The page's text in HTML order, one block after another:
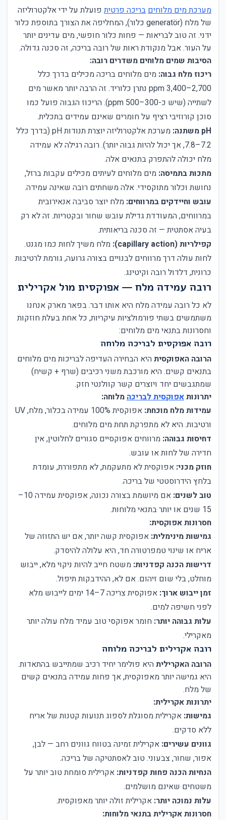
מערכת מים מלוחיםבריכה פרטיתפועלת על ידי אלקטרוליזה
של מלח (generatör כלור), המחליפה את הצורך בתוספת כלור
ידני. זה טוב לבריאות — פחות כלור חופשי, מים עדינים יותר
על העור. אבל מנקודת ראות של רובה בריכה, זה סכנה גדולה.
הסיבות שמים מלוחים משדרים רובה:
ריכוז מלח גבוה: מים מלוחים בריכה מכילים בדרך כלל
2,700–3,400 ppm נתרן כלוריד. זה הרבה יותר מאשר מים
לשתייה (שיש כ-300–500 ppm). הריכוז הגבוה פועל כמו
סוכן קורוזיבי רציף על חומרים שאינם עמידים בתכלית.
pH משתנה:
מערכת אלקטרוליזה יוצרת תנודות pH (בדרך כלל
7.2–7.8, אך יכול להיות גבוה יותר). רובה רגילה לא עמידה
מלח יכולה להתפרק בתנאים אלה.
מתכות בתמיסה: מים מלוחים לעיתים מכילים עקבות ברזל,
נחושת וכלור מתוקסידי. אלה משחתים רובה שאינה עמידה.
עובש וחיידקים במרווחים: מלח יוצר סביבה אנאירובית
במרווחים, המעודדת גדילת עובש שחור ובקטריות. זה לא רק
בעיה אסתטית — זה סכנה בריאותית.
קפילריות (capillary action):
מלח משיך לחות כמו מגנט.
לחות עולה דרך מרווחים לבנויים בצורה גרועה, גורמת לרטיבות
כרונית, דלדול רובה וקיטינג.
רובה עמידה מלח — אפוקסית מול אקרילית
לא כל רובה עמידה מלח היא אותו דבר. בפאר מארק אנחנו
משתמשים בשתי פורמולציות עיקריות, כל אחת בעלת חוזקות
וחסרונות בתנאי מים מלוחים:
רובה אפוקסית לבריכה מלוחה
הרובה האפוקסית היא הבחירה העדיפה לבריכות מים מלוחים
בתנאים קשים. היא מורכבת משני רכיבים (שרף + קשיח)
שמתגבשים יחד ויוצרים קשר קוולנטי חזק.
יתרונותאפוקסית לבריכה מלוחה:
עמידות מלח מוכחת:
אפוקסית 100% עמידה בכלור, מלח, UV
ורטיבות. היא לא מתפרקת תחת מים מלוחים.
דחיסות גבוהה: מרווחים אפוקסיים סגורים לחלוטין, אין
חדירה של לחות או עובש.
חוזק מכני: אפוקסית לא מתעקמת, לא מתפוררת, עומדת
בלחץ הידרוסטטי של בריכה.
טוב לשנים:
אם מיושמת בצורה נכונה, אפוקסית עמידה 10–
15 שנים או יותר בתנאי מלוחות.
חסרונות אפוקסית:
גמישות מינימלית: אפוקסית קשה יותר, אם יש התזוזה של
אריח או שינוי טמפרטורה חד, היא עלולה להיסדק.
דרישות הכנה קפדניות: משטח חייב להיות ניקוי מלא, ייבוש
מוחלט, בלי שום זיהום. אם לא, ההידבקות תיפול.
זמן ייבוש ארוך:
אפוקסית צריכה 7–14 ימים לייבוש מלא
לפני חשיפה למים.
עלות גבוהה יותר: חומר אפוקסי טוב עמיד מלח עולה יותר
מאקרילי.
רובה אקרילית לבריכה מלוחה
הרובה האקרילית היא פולימר יחיד רכיב שמתייבש בהתאדות.
היא גמישה יותר מאפוקסית, אך פחות עמידה בתנאים קשים
של מלח.
יתרונות אקרילית:
גמישות: אקרילית מסוגלת לספוג תנועות קטנות של אריח
ללא סדקים.
גוונים עשירים: אקרילית זמינה בטווח גוונים רחב — לבן,
אפור, שחור, צבעוני. טוב לאסתטיקה של בריכה.
הנחיות הכנה פחות קפדניות: אקרילית סומחת טוב יותר על
משטחים שאינם מושלמים.
עלות נמוכה יותר: אקרילית זולה יותר מאפוקסית.
חסרונות אקרילית בתנאי מלוחות: